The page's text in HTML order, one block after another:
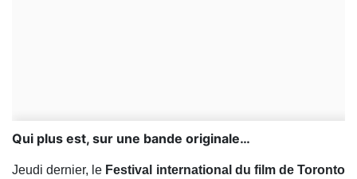
Qui plus est, sur une bande originale…
Jeudi dernier, le Festival international du film de Toronto